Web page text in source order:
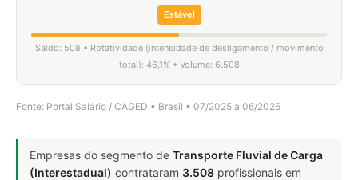
Estável
Saldo: 508 • Rotatividade (intensidade de desligamento / movimento
total): 46,1% • Volume: 6.508
Fonte: Portal Salário / CAGED • Brasil • 07/2025 a 06/2026
Empresas do segmento de Transporte Fluvial de Carga
(Interestadual) contrataram 3.508 profissionais em